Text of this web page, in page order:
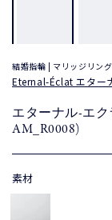
結婚指輪 | マリッジリング
Eternal-Éclat エター
エターナル-エ
AM_R0008)
素材